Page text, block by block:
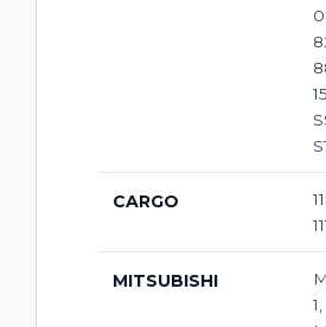
CARGO
MITSUBISHI
1,